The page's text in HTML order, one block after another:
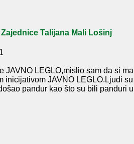
Talijana Mali Lošinj
JAVNO LEGLO,mislio sam da si
inicijativom JAVNO LEGLO.Ljudi
pandur kao što su bili panduri